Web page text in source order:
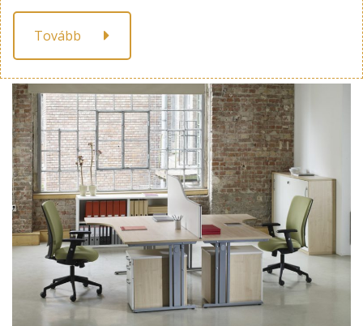
Tovább